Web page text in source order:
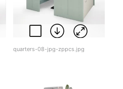
quarters-08-jpg-zppcs.jpg